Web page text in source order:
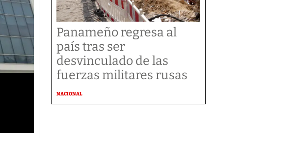
Panameño regresa al
país tras ser
desvinculado de las
fuerzas militares rusas
NACIONAL